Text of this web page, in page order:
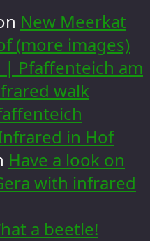
New Meerkat
(more images)
| Pfaffenteich am
walk
in Hof
Have a look on
with infrared
a beetle!